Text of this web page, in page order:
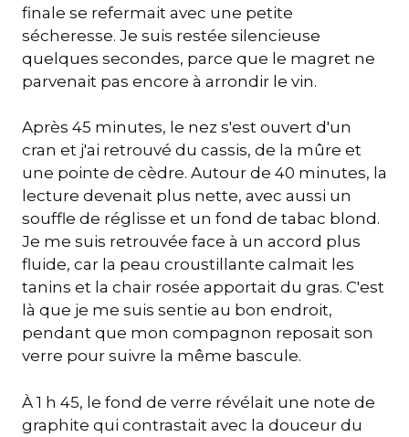
finale se refermait avec une petite
sécheresse. Je suis restée silencieuse
quelques secondes, parce que le magret ne
parvenait pas encore à arrondir le vin.
Après 45 minutes, le nez s'est ouvert d'un
cran et j'ai retrouvé du cassis, de la mûre et
une pointe de cèdre. Autour de 40 minutes, la
lecture devenait plus nette, avec aussi un
souffle de réglisse et un fond de tabac blond.
Je me suis retrouvée face à un accord plus
fluide, car la peau croustillante calmait les
tanins et la chair rosée apportait du gras. C'est
là que je me suis sentie au bon endroit,
pendant que mon compagnon reposait son
verre pour suivre la même bascule.
À 1 h 45, le fond de verre révélait une note de
graphite qui contrastait avec la douceur du